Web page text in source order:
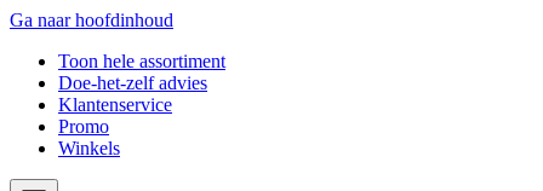
Ga naar hoofdinhoud
Toon hele assortiment
Doe-het-zelf advies
Klantenservice
Promo
Winkels